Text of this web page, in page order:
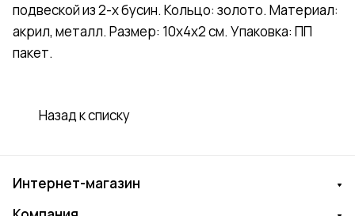
подвеской из 2-х бусин. Кольцо: золото. Материал:
акрил, металл. Размер: 10х4х2 см. Упаковка: ПП
пакет.
Назад к списку
Интернет-магазин